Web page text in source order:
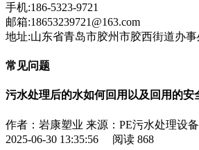
手机:186-5323-9721
邮箱:18653239721@163.com
地址:山东省青岛市胶州市胶西街道办事
常见问题
污水处理后的水如何回用以及回用的安
作者：岩康塑业 来源：PE污水处理设
2025-06-30 13:35:56
阅读 868